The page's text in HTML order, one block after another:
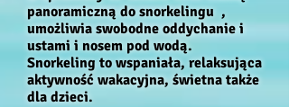
panoramiczną do snorkelingu ,
umożliwia swobodne oddychanie i
ustami i nosem pod wodą.
Snorkeling to wspaniała, relaksująca
aktywność wakacyjna, świetna także
dla dzieci.